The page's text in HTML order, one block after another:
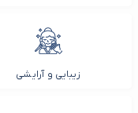
زیبایی و آرایشی